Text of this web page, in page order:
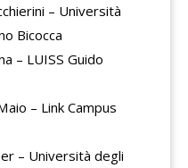
– Università
Bicocca
– LUISS Guido
– Link Campus
– Università degli